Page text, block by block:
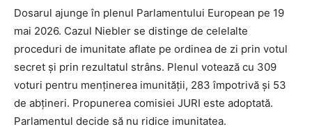
o
r
m
a
ț
i
i
Dosarul ajunge în plenul Parlamentului European pe 19
mai 2026. Cazul Niebler se distinge de celelalte
proceduri de imunitate aflate pe ordinea de zi prin votul
secret și prin rezultatul strâns. Plenul votează cu 309
voturi pentru menținerea imunității, 283 împotrivă și 53
de abțineri. Propunerea comisiei JURI este adoptată.
Parlamentul decide să nu ridice imunitatea.